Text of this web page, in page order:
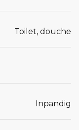
Toilet, douche
Inpandig